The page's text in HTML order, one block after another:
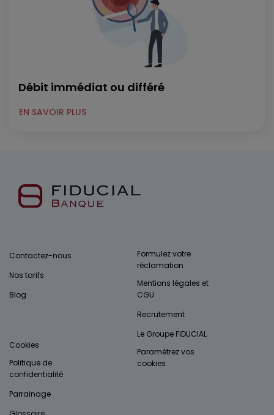
Débit immédiat ou différé
EN SAVOIR PLUS
Contactez-nous
Nos tarifs
Blog
Cookies
Politique de
confidentialité
Parrainage
Formulez votre
réclamation
Mentions légales et
CGU
Recrutement
Le Groupe FIDUCIAL
Paramétrez vos
cookies